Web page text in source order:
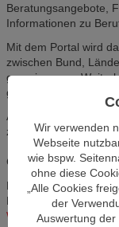
Beratungsangebote,
Informationen zu
Mit dem Portal wird
zwischen Bund,
gemein­samen
gemacht.
Auch die Angebote
zu finden.
Gut zu wissen:
Das Land
Wir verwenden
Webseite
wie bspw.
ohne diese
„Alle Cookies
der
Auswertung der